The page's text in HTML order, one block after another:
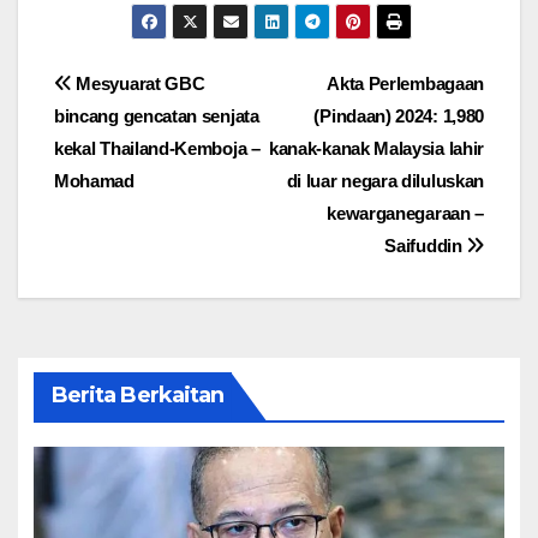
Post
navigation
Akta Perlembagaan
(Pindaan) 2024: 1,980
kanak-kanak Malaysia lahir
di luar negara diluluskan
kewarganegaraan –
Saifuddin
Mesyuarat GBC
bincang gencatan senjata
kekal Thailand-Kemboja –
Mohamad
Berita Berkaitan